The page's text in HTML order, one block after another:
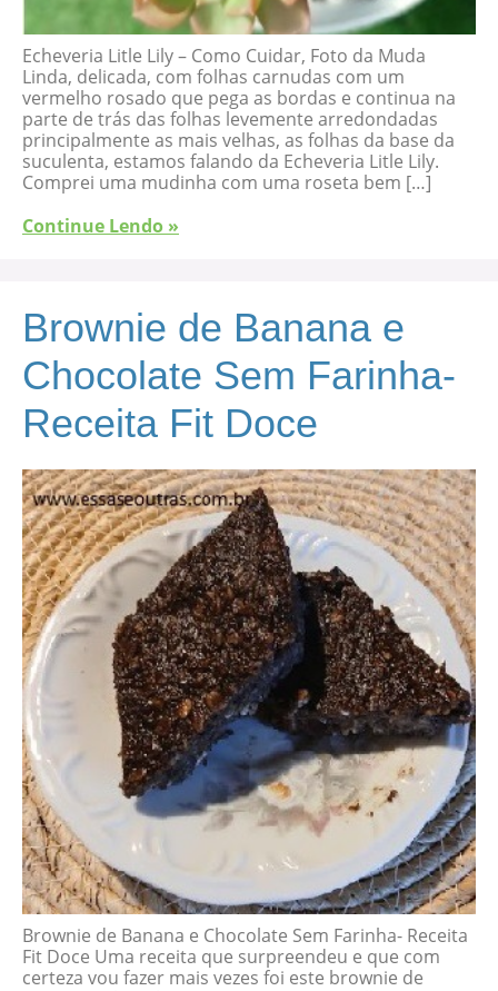
Echeveria Litle Lily – Como Cuidar, Foto da Muda
Linda, delicada, com folhas carnudas com um
vermelho rosado que pega as bordas e continua na
parte de trás das folhas levemente arredondadas
principalmente as mais velhas, as folhas da base da
suculenta, estamos falando da Echeveria Litle Lily.
Comprei uma mudinha com uma roseta bem […]
Continue Lendo »
Brownie de Banana e
Chocolate Sem Farinha-
Receita Fit Doce
Brownie de Banana e Chocolate Sem Farinha- Receita
Fit Doce Uma receita que surpreendeu e que com
certeza vou fazer mais vezes foi este brownie de